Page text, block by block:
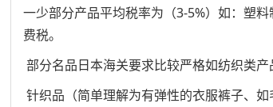
一少部分产品平均税率为（3-5%）如：塑
费税。
部分名品日本海关要求比较严格如纺织类
针织品（简单理解为有弹性的衣服裤子、